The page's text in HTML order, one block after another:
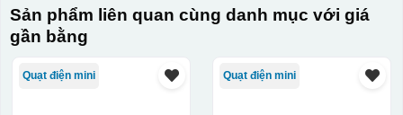
Sản phẩm liên quan cùng danh mục với giá
gần bằng
Quạt điện mini Quạt điện mini